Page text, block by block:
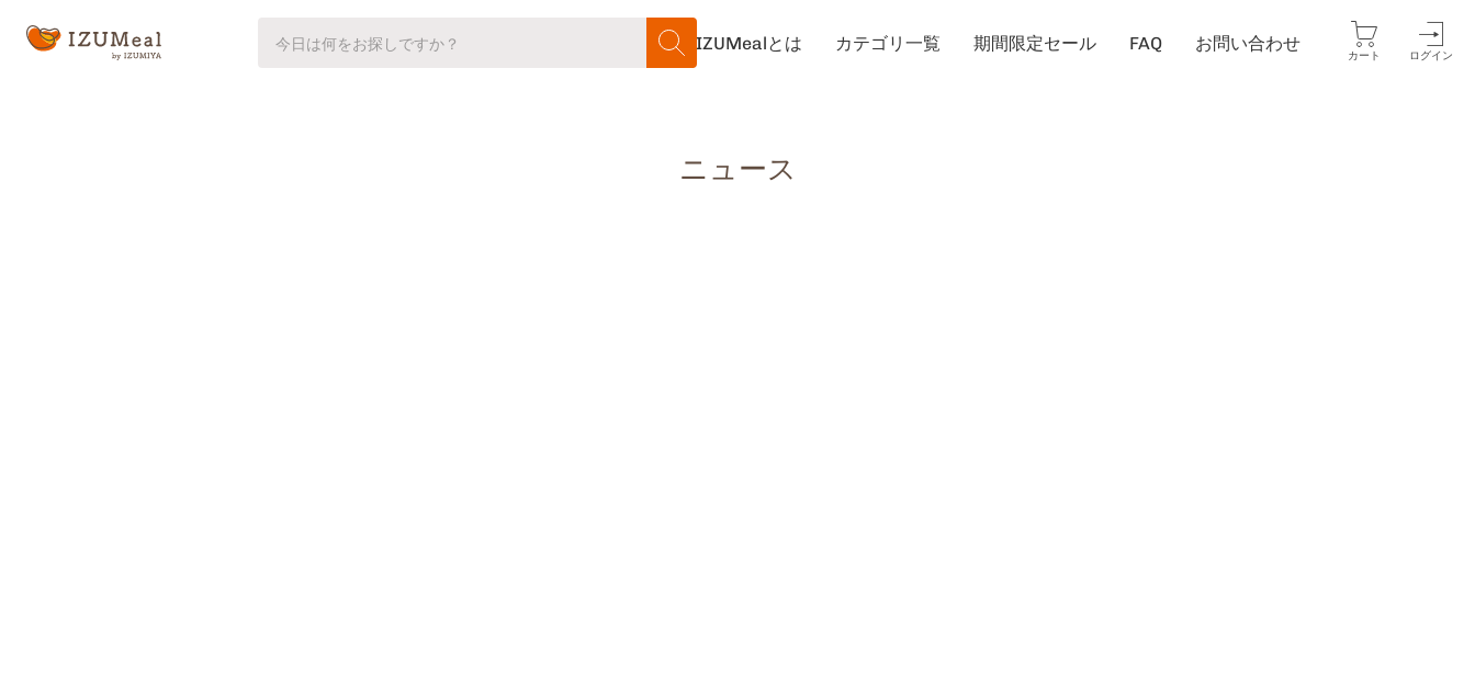
検索
IZUMealとは カテゴリ一覧 期間限定セール FAQ お問い合わせ カートを開く
カート
ア
ログイン
ニュース